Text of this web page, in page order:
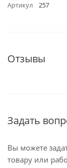
Артикул
257
Отзывы
Задать
Вы можете
товару или